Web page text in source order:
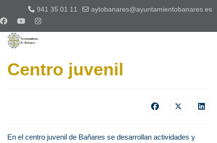
941 35 01 11 aytobanares@ayuntamientobanares.es
Centro juvenil
En el centro juvenil de Bañares se desarrollan actividades y